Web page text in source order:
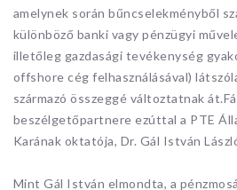
amelynek során bűncselekményből
különböző banki vagy pénzügyi
illetőleg gazdasági tevékenység
offshore cég felhasználásával)
származó összeggé változtatnak
beszélgetőpartnere ezúttal a PTE
Karának oktatója, Dr. Gál István
Mint Gál István elmondta, a